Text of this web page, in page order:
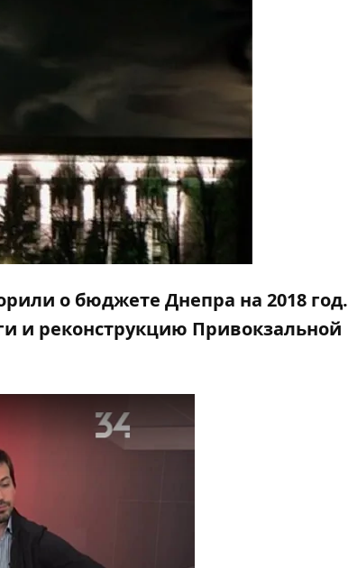
о бюджете Днепра на 2018 год.
и реконструкцию Привокзальной